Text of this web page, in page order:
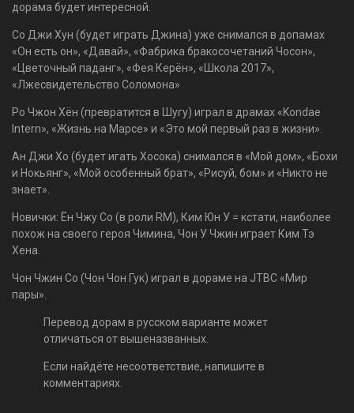
дорама будет интересной.
Со Джи Хун (будет играть Джина) уже снимался в допамах
«Он есть он», «Давай», «Фабрика бракосочетаний Чосон»,
«Цветочный паданг», «Фея Керён», «Школа 2017»,
«Лжесвидетельство Соломона»
Ро Чжон Хён (превратится в Шугу) играл в драмах «Kondae
Intern», «Жизнь на Марсе» и «Это мой первый раз в жизни».
Ан Джи Хо (будет игать Хосока) снимался в «Мой дом», «Бохи
и Нокьянг», «Мой особенный брат», «Рисуй, бом» и «Никто не
знает».
Новички: Ён Чжу Со (в роли RM), Ким Юн У = кстати, наиболее
похож на своего героя Чимина, Чон У Чжин играет Ким Тэ
Хена.
Чон Чжин Со (Чон Чон Гук) играл в дораме на JTBC «Мир
пары».
Перевод дорам в русском варианте может
отличаться от вышеназванных.
Если найдёте несоответствие, напишите в
комментариях.